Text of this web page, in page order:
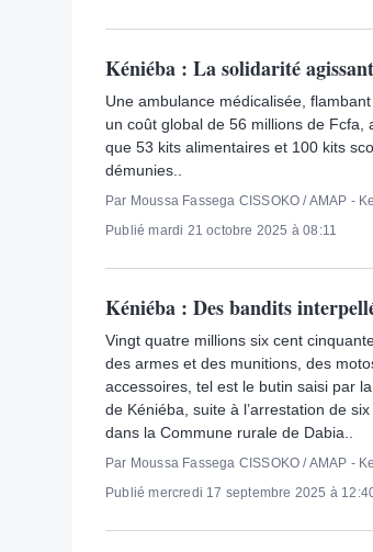
Kéniéba : La solidarité
Une ambulance médicalisée,
un coût global de 56 millions de
que 53 kits alimentaires et 100 kits
démunies..
Par Moussa Fassega CISSOKO / AMAP -
Publié mardi 21 octobre 2025 à 08:11
Kéniéba : Des bandits
Vingt quatre millions six cent
des armes et des munitions, des
accessoires, tel est le butin saisi par
de Kéniéba, suite à l’arrestation de
dans la Commune rurale de Dabia..
Par Moussa Fassega CISSOKO / AMAP -
Publié mercredi 17 septembre 2025 à